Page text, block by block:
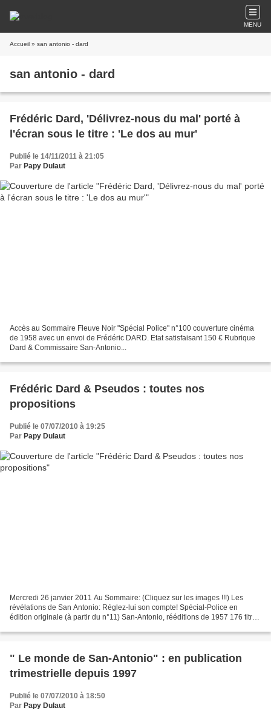
MENU
Accueil » san antonio - dard
san antonio - dard
Frédéric Dard, 'Délivrez-nous du mal' porté à
l'écran sous le titre : 'Le dos au mur'
Publié le 14/11/2011 à 21:05
Par Papy Dulaut
Accès au Sommaire Fleuve Noir "Spécial Police" n°100 couverture cinéma
de 1958 avec un envoi de Frédéric DARD. Etat satisfaisant 150 € Rubrique
Dard & Commissaire San-Antonio...
Frédéric Dard & Pseudos : toutes nos
propositions
Publié le 07/07/2010 à 19:25
Par Papy Dulaut
Mercredi 26 janvier 2011 Au Sommaire: (Cliquez sur les images !!!) Les
révélations de San Antonio: Réglez-lui son compte! Spécial-Police en
édition originale (à partir du n°11) San-Antonio, rééditions de 1957 176 titres
" Le monde de San-Antonio" : en publication
trimestrielle depuis 1997
Publié le 07/07/2010 à 18:50
Par Papy Dulaut